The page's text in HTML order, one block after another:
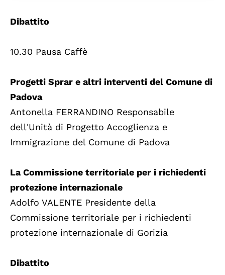
Dibattito
10.30 Pausa Caffè
Progetti Sprar e altri interventi del Comune di
Padova
Antonella FERRANDINO Responsabile
dell'Unità di Progetto Accoglienza e
Immigrazione del Comune di Padova
La Commissione territoriale per i richiedenti
protezione internazionale
Adolfo VALENTE Presidente della
Commissione territoriale per i richiedenti
protezione internazionale di Gorizia
Dibattito